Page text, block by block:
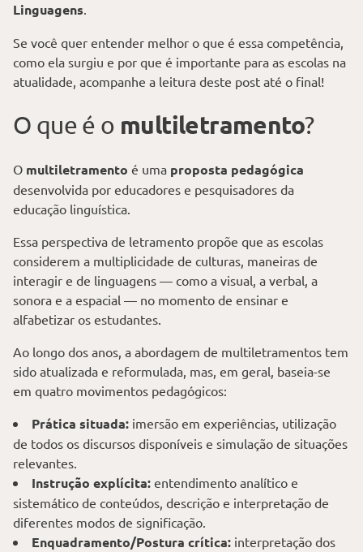
Linguagens.
Se você quer entender melhor o que é essa competência,
como ela surgiu e por que é importante para as escolas na
atualidade, acompanhe a leitura deste post até o final!
O que é o multiletramento?
O multiletramento é uma proposta pedagógica
desenvolvida por educadores e pesquisadores da
educação linguística.
Essa perspectiva de letramento propõe que as escolas
considerem a multiplicidade de culturas, maneiras de
interagir e de linguagens — como a visual, a verbal, a
sonora e a espacial — no momento de ensinar e
alfabetizar os estudantes.
Ao longo dos anos, a abordagem de multiletramentos tem
sido atualizada e reformulada, mas, em geral, baseia-se
em quatro movimentos pedagógicos:
Prática situada: imersão em experiências, utilização
de todos os discursos disponíveis e simulação de situações
relevantes.
Instrução explícita: entendimento analítico e
sistemático de conteúdos, descrição e interpretação de
diferentes modos de significação.
Enquadramento/Postura crítica: interpretação dos